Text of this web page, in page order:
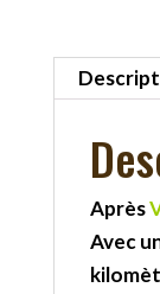
Après
Avec